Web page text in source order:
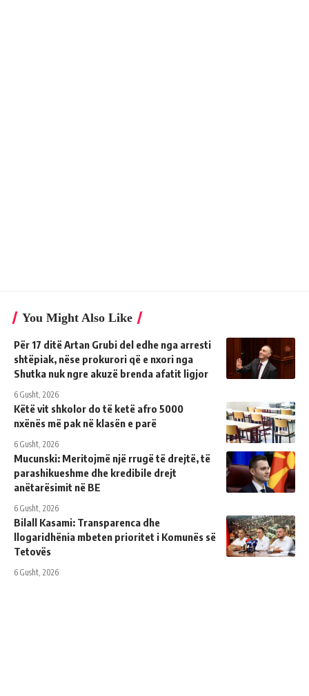
You Might Also Like
Për 17 ditë Artan Grubi del edhe nga arresti
shtëpiak, nëse prokurori që e nxori nga
Shutka nuk ngre akuzë brenda afatit ligjor
6 Gusht, 2026
Këtë vit shkolor do të ketë afro 5000
nxënës më pak në klasën e parë
6 Gusht, 2026
Mucunski: Meritojmë një rrugë të drejtë, të
parashikueshme dhe kredibile drejt
anëtarësimit në BE
6 Gusht, 2026
Bilall Kasami: Transparenca dhe
llogaridhënia mbeten prioritet i Komunës së
Tetovës
6 Gusht, 2026